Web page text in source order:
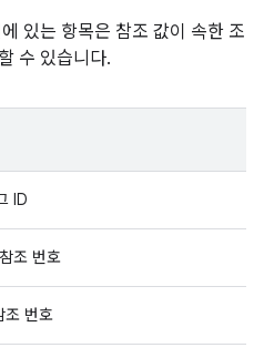
있는 항목은 참조 값이 속한 조
수 있습니다.
ID
조 번호
번호